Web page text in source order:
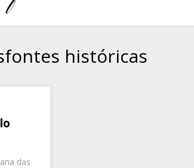
históricas
das